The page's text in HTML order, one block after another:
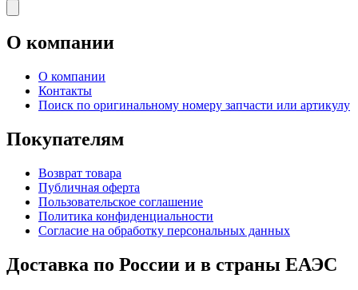
О компании
О компании
Контакты
Поиск по оригинальному номеру запчасти или артикулу
Покупателям
Возврат товара
Публичная оферта
Пользовательское соглашение
Политика конфиденциальности
Согласие на обработку персональных данных
Доставка по России и в страны ЕАЭС